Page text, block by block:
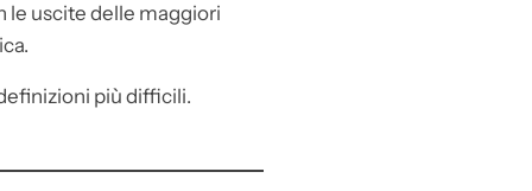
le uscite delle maggiori
più difficili.